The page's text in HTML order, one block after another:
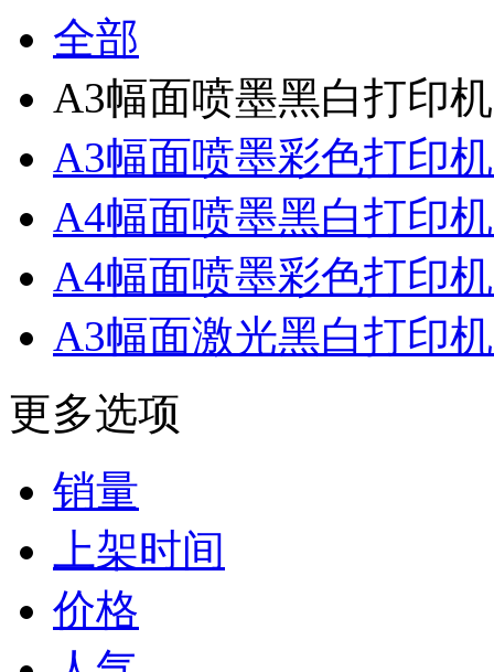
全部
A3幅面喷墨黑白打印
A3幅面喷墨彩色打印
A4幅面喷墨黑白打印
A4幅面喷墨彩色打印
A3幅面激光黑白打印
更多选项
销量
上架时间
价格